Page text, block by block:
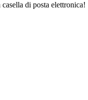
di posta elettronica!